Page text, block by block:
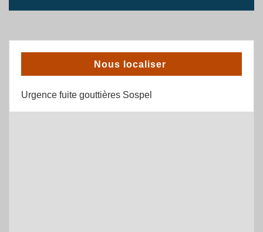
Nous localiser
Urgence fuite gouttières Sospel